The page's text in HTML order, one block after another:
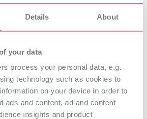
Details About
your data
process your personal data, e.g.
technology such as cookies to
on your device in order to
ads and content, ad and content
insights and product
los RAEE en la UE con el fin de contribuir
a largo plazo.
tener en cuenta al
de Renfert son productos B2B (Business
corre a cargo de Renfert. Están
y NO deben eliminarse a través de los
públicos sin clasificar.